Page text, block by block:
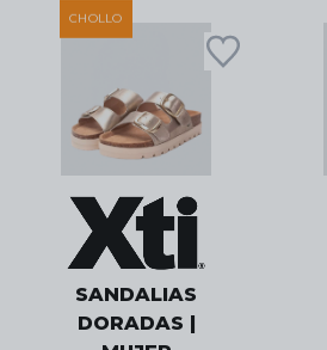
CHOLLO
SANDALIAS
DORADAS |